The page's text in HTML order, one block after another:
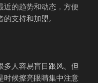
近的趋势和动态，方便
支持和加盟。
多人容易盲目跟风。但
时候擦亮眼睛集中注意